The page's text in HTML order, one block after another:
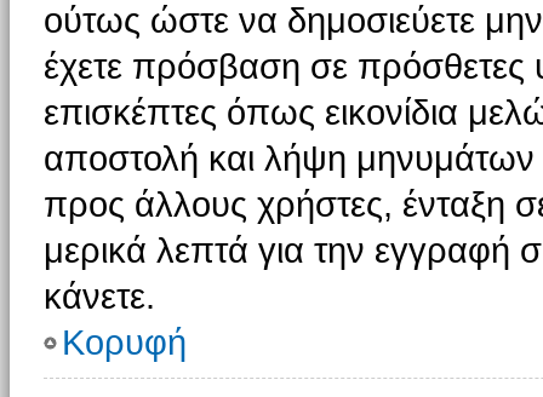
ούτως ώστε να δημοσιεύετε
έχετε πρόσβαση σε πρόσθετες
επισκέπτες όπως εικονίδια
αποστολή και λήψη μηνυμάτων
προς άλλους χρήστες, ένταξη
μερικά λεπτά για την
κάνετε.
Κορυφή